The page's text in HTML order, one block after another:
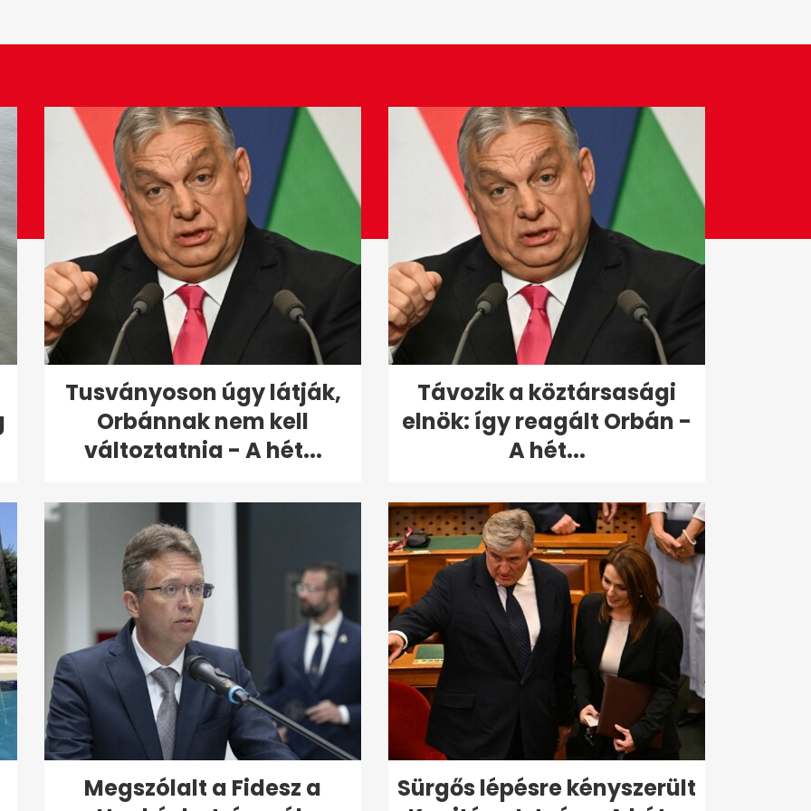
Tusványoson úgy látják,
Orbánnak nem kell
változtatnia - A hét...
Távozik a köztársasági
elnök: így reagált Orbán -
A hét...
Megszólalt a Fidesz a
Sürgős lépésre kényszerült